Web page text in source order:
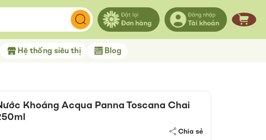
Đặt lại
Đơn hàng
Đăng nhập
Tài khoản Giỏ
Hệ thống siêu thị Blog
Khoáng Acqua Panna Toscana Chai
Chia sẻ